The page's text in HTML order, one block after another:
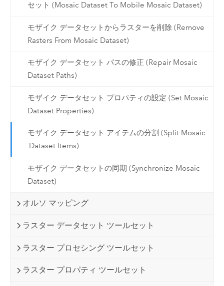
セット (Mosaic Dataset To Mobile Mosaic Dataset)
モザイク データセットからラスターを削除 (Remove
Rasters From Mosaic Dataset)
モザイク データセット パスの修正 (Repair Mosaic
Dataset Paths)
モザイク データセット プロパティの設定 (Set Mosaic
Dataset Properties)
モザイク データセット アイテムの分割 (Split Mosaic
Dataset Items)
モザイク データセットの同期 (Synchronize Mosaic
Dataset)
オルソ マッピング
ラスター データセット ツールセット
ラスター プロセシング ツールセット
ラスター プロパティ ツールセット